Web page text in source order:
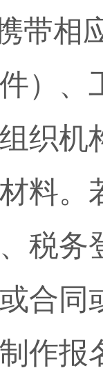
带相
）、
组织
料。
税务
合
作报